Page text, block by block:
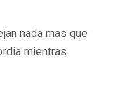
nada mas que
mientras